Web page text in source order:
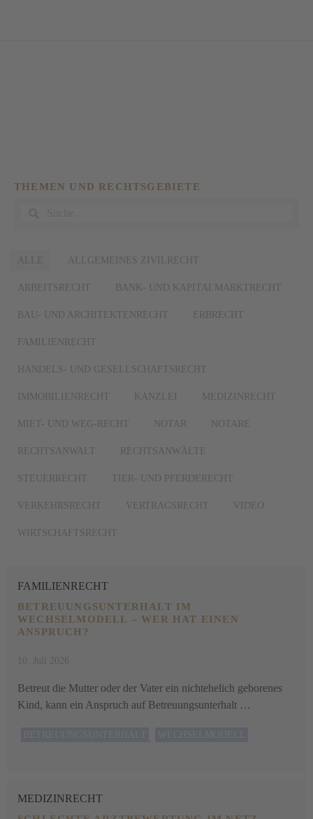
THEMEN UND RECHTSGEBIETE
ALLE ALLGEMEINES ZIVILRECHT
ARBEITSRECHT BANK- UND KAPITALMARKTRECHT
BAU- UND ARCHITEKTENRECHT ERBRECHT
FAMILIENRECHT
HANDELS- UND GESELLSCHAFTSRECHT
IMMOBILIENRECHT KANZLEI MEDIZINRECHT
MIET- UND WEG-RECHT NOTAR NOTARE
RECHTSANWALT RECHTSANWÄLTE
STEUERRECHT TIER- UND PFERDERECHT
VERKEHRSRECHT VERTRAGSRECHT VIDEO
WIRTSCHAFTSRECHT
FAMILIENRECHT
BETREUUNGSUNTERHALT IM
WECHSELMODELL – WER HAT EINEN
ANSPRUCH?
10. Juli 2026
Betreut die Mutter oder der Vater ein nichtehelich geborenes
Kind, kann ein Anspruch auf Betreuungsunterhalt …
,
MEDIZINRECHT